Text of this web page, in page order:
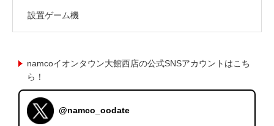
設置ゲーム機
namcoイオンタウン大館西店の公式SNSアカウントはこち
ら！
@namco_oodate